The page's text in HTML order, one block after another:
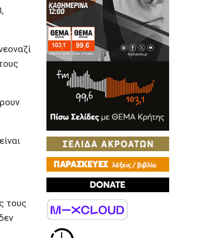
τους